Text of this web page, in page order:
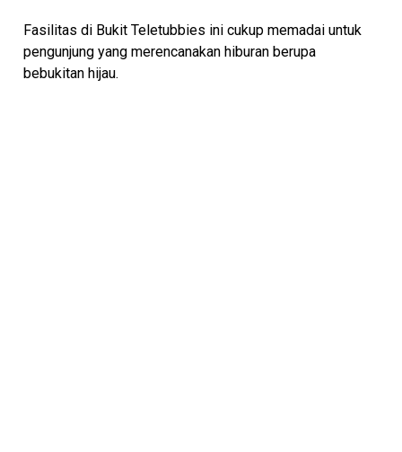
Fasilitas di Bukit Teletubbies ini cukup memadai untuk
pengunjung yang merencanakan hiburan berupa
bebukitan hijau.